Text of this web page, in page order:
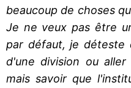
beaucoup de choses
Je ne veux pas être
par défaut, je déteste
d'une division ou
mais savoir que